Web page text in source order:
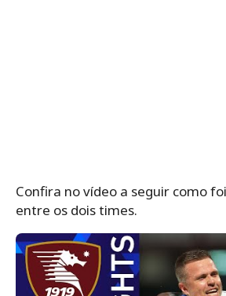
Confira no vídeo a seguir como
entre os dois times.